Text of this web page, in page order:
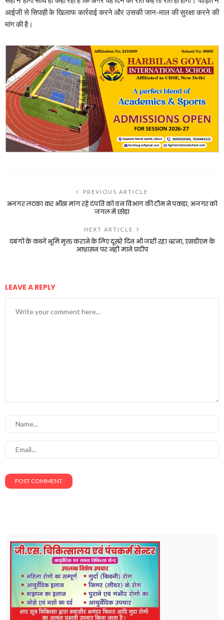
आईजी से सिपाही के खिलाफ कार्रवाई करने और उसकी जान-माल की सुरक्षा करने की
मांग की है।
PREVIOUS ARTICLE
अजगर लटका कर भीख मांग रहे दंपति को वन विभाग की टीम ने पकड़ा, अजगर को
जंगल में छोड़ा
NEXT ARTICLE
दबंगों के कब्जें भूमि मुक्त कराने के लिए दूसरे दिन भी जारी रहा धरना, एसडीएम के
आश्वासन पर नही माने प्रदीप
LEAVE A REPLY